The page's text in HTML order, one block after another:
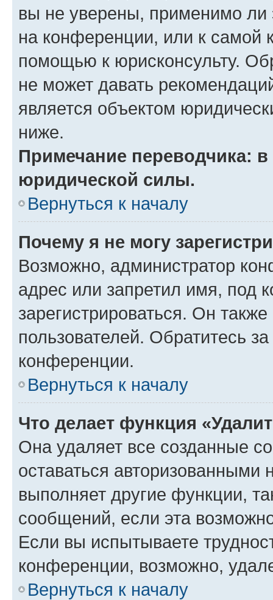
вы не уверены, применимо ли
на конференции, или к самой
помощью к юрисконсульту.
не может давать
является объектом
ниже.
Примечание переводчика:
юридической силы.
Вернуться к началу
Почему я не могу
Возможно, администратор
адрес или запретил имя, под
зарегистрироваться. Он
пользователей. Обратитесь
конференции.
Вернуться к началу
Что делает функция
Она удаляет все созданные
оставаться авторизованными
выполняет другие функции,
сообщений, если эта
Если вы испытываете
конференции, возможно,
Вернуться к началу